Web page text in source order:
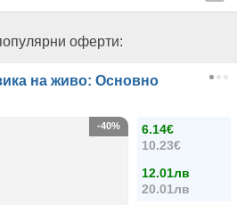
оферти:
на живо: Основно
6.14€
10.23€
12.01лв
20.01лв
-40%